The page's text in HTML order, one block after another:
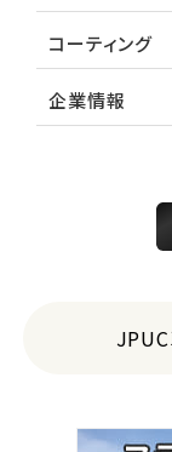
コーティング
企業情報